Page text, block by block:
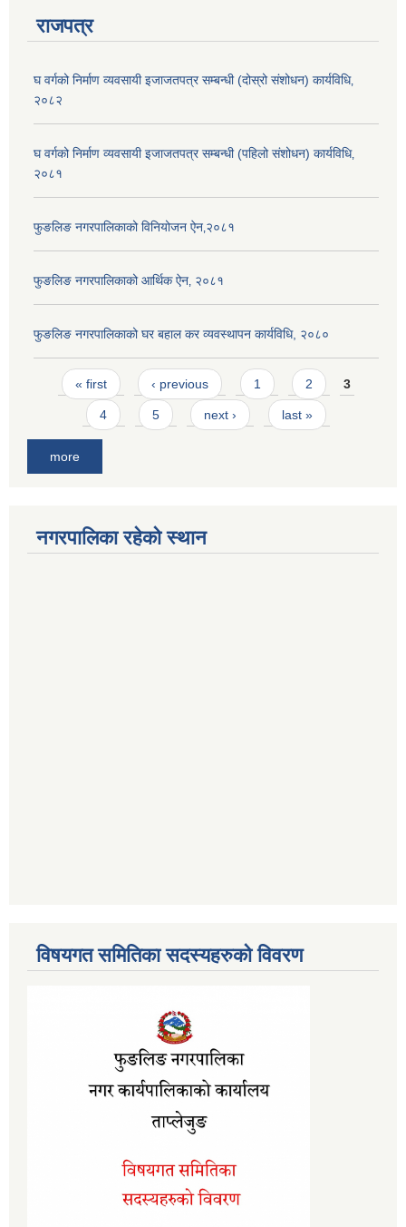
राजपत्र
घ वर्गको निर्माण व्यवसायी इजाजतपत्र सम्बन्धी (दोस्रो संशोधन) कार्यविधि‚
२०८२
घ वर्गको निर्माण व्यवसायी इजाजतपत्र सम्बन्धी (पहिलो संशोधन) कार्यविधि‚
२०८१
फुङलिङ नगरपालिकाको विनियोजन ऐन‚२०८१
फुङलिङ नगरपालिकाको आर्थिक ऐन‚ २०८१
फुङलिङ नगरपालिकाको घर बहाल कर व्यवस्थापन कार्यविधि, २०८०
Pages
« first ‹ previous 1 2 3
4 5 next › last »
more
नगरपालिका रहेको स्थान
विषयगत समितिका सदस्यहरुको विवरण